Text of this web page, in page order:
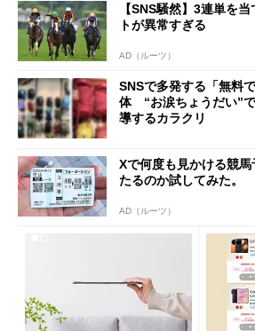
【SNS騒然】3連単を
トが異常すぎる
AD（ルーツ）
SNSで多発する「無料
体 “お涙ちょうだい”
導するカラクリ
Xで何度も見かける競
たるのか試してみた。
AD（ルーツ）